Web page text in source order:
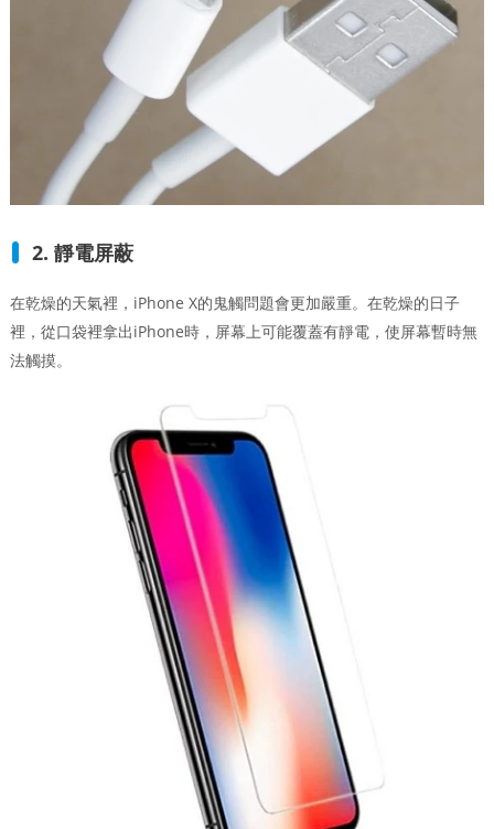
2. 靜電屏蔽
在乾燥的天氣裡，iPhone X的鬼觸問題會更加嚴重。在乾燥的日子
裡，從口袋裡拿出iPhone時，屏幕上可能覆蓋有靜電，使屏幕暫時無
法觸摸。